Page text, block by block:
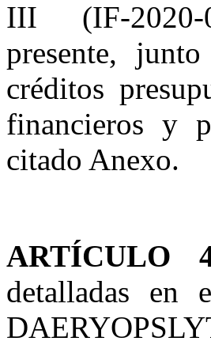
III (IF-2020-
presente,
créditos
financieros y
citado Anexo.
ARTÍCULO
detalladas en